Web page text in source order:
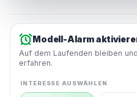
Modell-Alarm
Auf dem Laufenden bleiben
erfahren.
INTERESSE AUSWÄHLEN